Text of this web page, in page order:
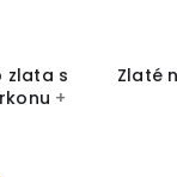
zlata s
+
Zlaté